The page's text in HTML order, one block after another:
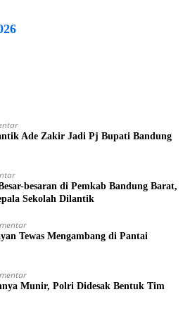
Ade Zakir Jadi Pj Bupati Bandung
besaran di Pemkab Bandung Barat,
Sekolah Dilantik
Tewas Mengambang di Pantai
Munir, Polri Didesak Bentuk Tim